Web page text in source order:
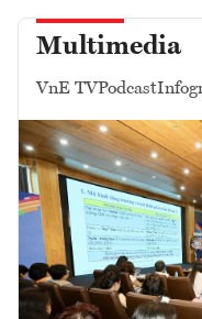
Multimedia
VnE TVPodcast